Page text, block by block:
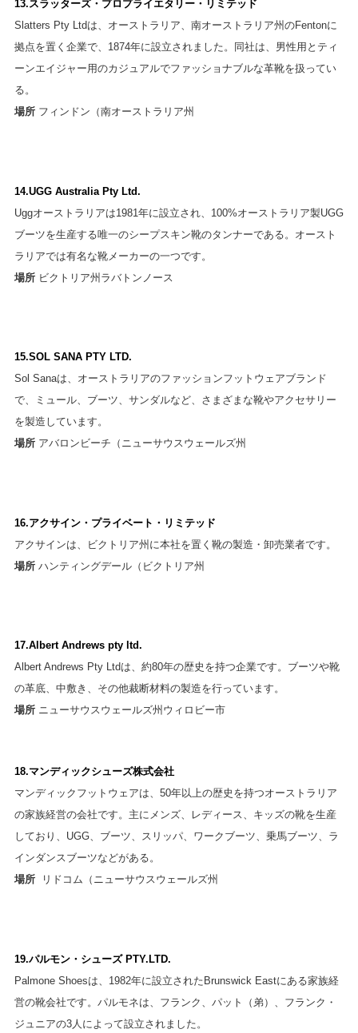
13.スラッターズ・プロプライエタリー・リミテッド
Slatters Pty Ltdは、オーストラリア、南オーストラリア州のFentonに
拠点を置く企業で、1874年に設立されました。同社は、男性用とティ
ーンエイジャー用のカジュアルでファッショナブルな革靴を扱ってい
る。
場所 フィンドン（南オーストラリア州
14.UGG Australia Pty Ltd.
Uggオーストラリアは1981年に設立され、100%オーストラリア製UGG
ブーツを生産する唯一のシープスキン靴のタンナーである。オースト
ラリアでは有名な靴メーカーの一つです。
場所 ビクトリア州ラバトンノース
15.SOL SANA PTY LTD.
Sol Sanaは、オーストラリアのファッションフットウェアブランド
で、ミュール、ブーツ、サンダルなど、さまざまな靴やアクセサリー
を製造しています。
場所 アバロンビーチ（ニューサウスウェールズ州
16.アクサイン・プライベート・リミテッド
アクサインは、ビクトリア州に本社を置く靴の製造・卸売業者です。
場所 ハンティングデール（ビクトリア州
17.Albert Andrews pty ltd.
Albert Andrews Pty Ltdは、約80年の歴史を持つ企業です。ブーツや靴
の革底、中敷き、その他裁断材料の製造を行っています。
場所 ニューサウスウェールズ州ウィロビー市
18.マンディックシューズ株式会社
マンディックフットウェアは、50年以上の歴史を持つオーストラリア
の家族経営の会社です。主にメンズ、レディース、キッズの靴を生産
しており、UGG、ブーツ、スリッパ、ワークブーツ、乗馬ブーツ、ラ
インダンスブーツなどがある。
場所 リドコム（ニューサウスウェールズ州
19.パルモン・シューズ PTY.LTD.
Palmone Shoesは、1982年に設立されたBrunswick Eastにある家族経
営の靴会社です。パルモネは、フランク、パット（弟）、フランク・
ジュニアの3人によって設立されました。